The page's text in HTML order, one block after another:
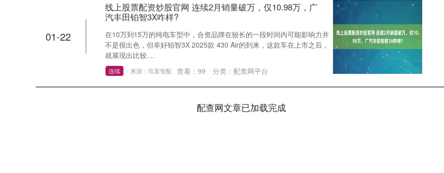
01-22
线上股票配资炒股官网 连续2月销量破万，仅10.98万，广
汽丰田铂智3X咋样?
在10万到15万的纯电车型中，合资品牌在较长的一段时间内可能影响力并
不是很出色，但幸好铂智3X 2025款 430 Air的到来，这款车在上市之后，
就展现出比较....
连续 来源：玖富智配 查看： 99 分类： 配查网平台
配查网文章已加载完成